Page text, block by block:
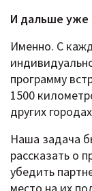
И дальше уже
Именно. С
программу
1500
других
Наша задача
рассказать о
убедить
место на их